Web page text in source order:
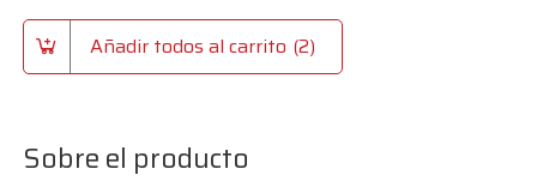
t
24€.
22,80€.
Añadir todos al carrito 2
Sobre el producto